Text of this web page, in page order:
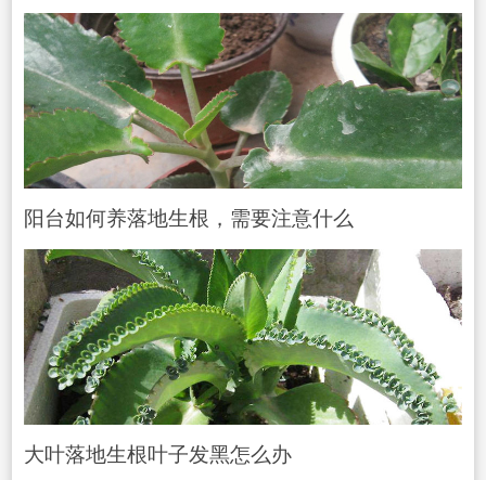
阳台如何养落地生根，需要注意什么
大叶落地生根叶子发黑怎么办